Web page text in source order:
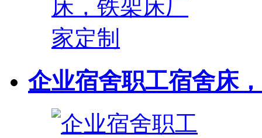
企业宿舍职工宿舍床